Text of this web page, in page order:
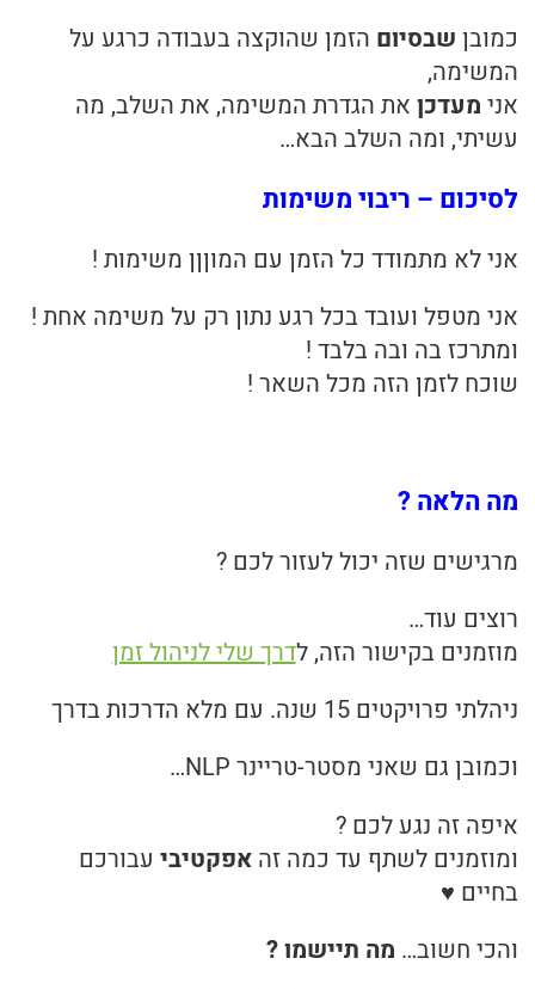
כמובן שבסיום הזמן שהוקצה בעבודה כרגע על
המשימה,
אני מעדכן את הגדרת המשימה, את השלב, מה
עשיתי, ומה השלב הבא…
לסיכום – ריבוי משימות
אני לא מתמודד כל הזמן עם המוןןן משימות !
אני מטפל ועובד בכל רגע נתון רק על משימה אחת !
ומתרכז בה ובה בלבד !
שוכח לזמן הזה מכל השאר !
מה הלאה ?
מרגישים שזה יכול לעזור לכם ?
רוצים עוד…
מוזמנים בקישור הזה, לדרך שלי לניהול זמן
ניהלתי פרויקטים 15 שנה. עם מלא הדרכות בדרך
וכמובן גם שאני מסטר-טריינר NLP…
איפה זה נגע לכם ?
ומוזמנים לשתף עד כמה זהאפקטיבי עבורכם
בחיים ♥
והכי חשוב… מה תיישמו ?